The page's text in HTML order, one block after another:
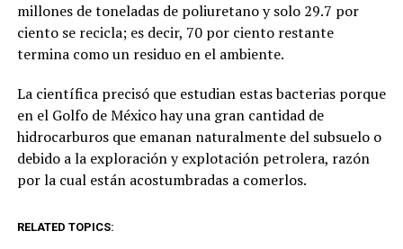
millones de toneladas de poliuretano y solo 29.7 por
ciento se recicla; es decir, 70 por ciento restante
termina como un residuo en el ambiente.
La científica precisó que estudian estas bacterias porque
en el Golfo de México hay una gran cantidad de
hidrocarburos que emanan naturalmente del subsuelo o
debido a la exploración y explotación petrolera, razón
por la cual están acostumbradas a comerlos.
RELATED TOPICS: